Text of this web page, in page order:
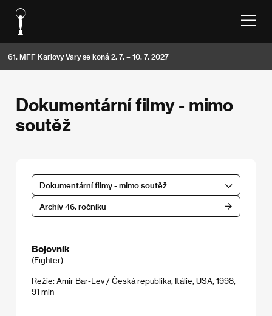
61. MFF Karlovy Vary se koná 2. 7. – 10. 7. 2027
Dokumentární filmy - mimo
soutěž
Dokumentární filmy - mimo soutěž
Archív 46. ročníku
Bojovník
(Fighter)
Režie: Amir Bar-Lev / Česká republika, Itálie, USA, 1998,
91 min